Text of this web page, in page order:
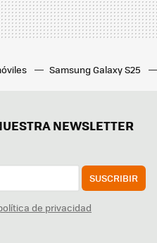
Samsung Galaxy S25
NEWSLETTER
SUSCRIBIR
de privacidad